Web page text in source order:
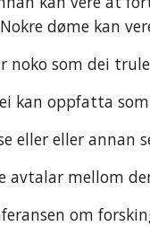
døme kan
som dei
kan oppfatta
eller eller
avtalar mellom
om